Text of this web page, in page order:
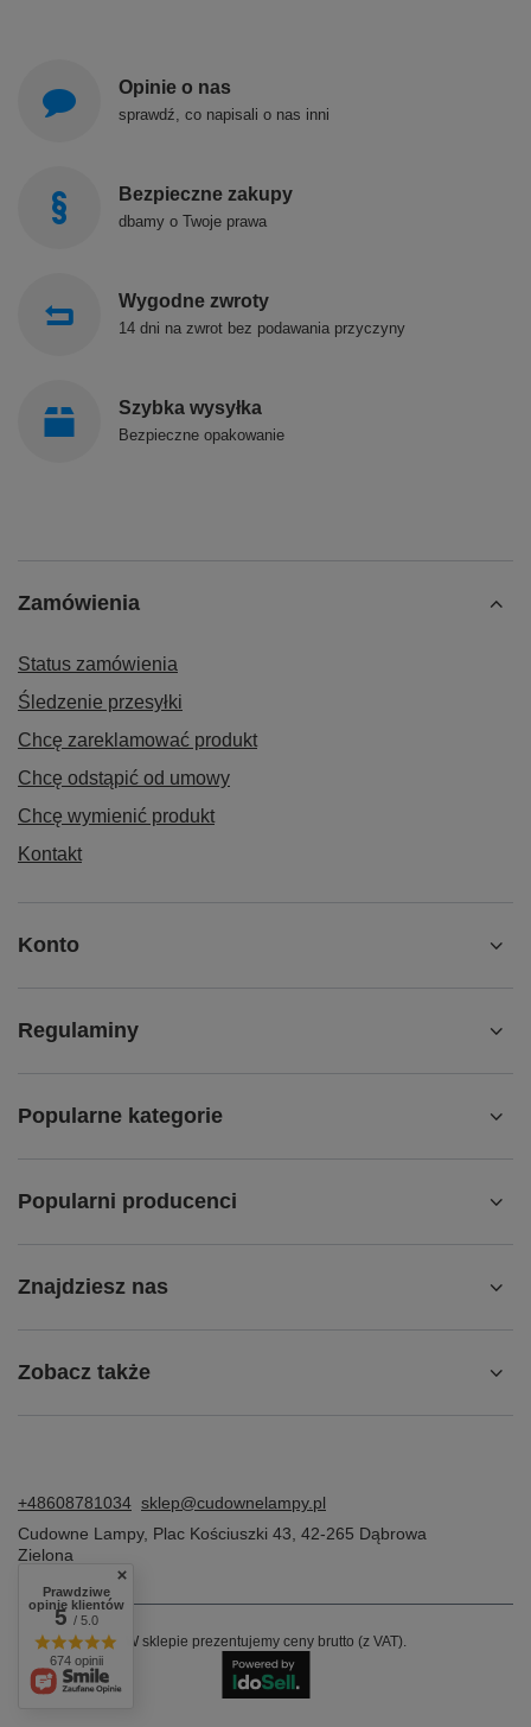
Opinie o nas
sprawdź, co napisali o nas inni
Bezpieczne zakupy
dbamy o Twoje prawa
Wygodne zwroty
14 dni na zwrot bez podawania przyczyny
Szybka wysyłka
Bezpieczne opakowanie
Zamówienia
Status zamówienia
Śledzenie przesyłki
Chcę zareklamować produkt
Chcę odstąpić od umowy
Chcę wymienić produkt
Kontakt
Konto
Regulaminy
Popularne kategorie
Popularni producenci
Znajdziesz nas
Zobacz także
+48608781034 sklep@cudownelampy.pl
Cudowne Lampy, Plac Kościuszki 43 42-265 Dąbrowa
Zielona
W sklepie prezentujemy ceny brutto (z VAT).
Prawdziwe
opinie klientów
5/ 5.0
674 opinii